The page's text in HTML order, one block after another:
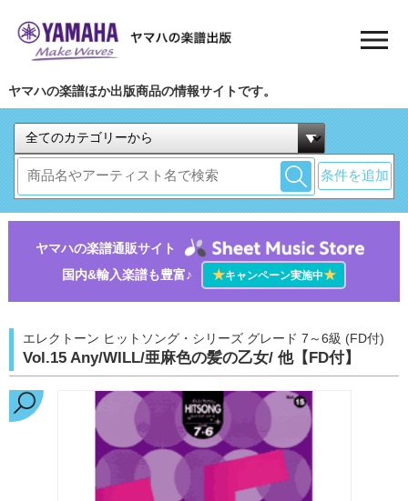
ヤマハの楽譜ほか出版商品の情報サイトです。
条件を追加
ヤマハの楽譜通販サイト
国内&輸入楽譜も豊富♪
★キャンペーン実施中★
エレクトーン ヒットソング・シリーズ グレード 7～6級 (FD付)
Vol.15 Any/WILL/亜麻色の髪の乙女/ 他【FD付】